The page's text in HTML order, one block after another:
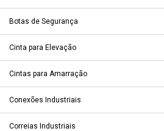
Botas de Segurança
Cinta para Elevação
Cintas para Amarração
Conexões Industriais
Correias Industriais